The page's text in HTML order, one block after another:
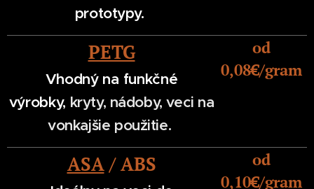
prototypy.
PETG
Vhodný na funkčné
výrobky, kryty, nádoby, veci na
vonkajšie použitie.
od
0,08€/gram
ASA/ ABS
od
0,10€/gram